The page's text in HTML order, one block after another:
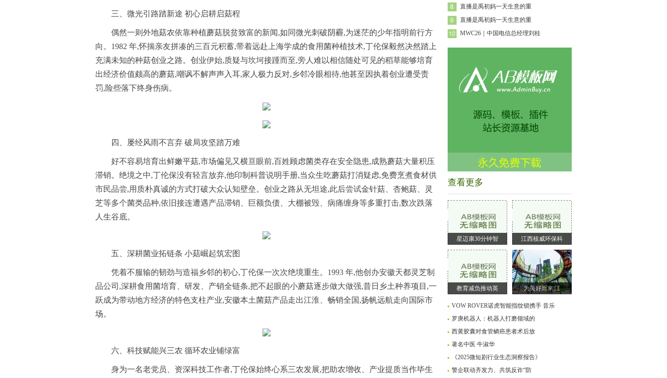
三、微光引路踏新途 初心启耕启菇程
偶然一则外地菇农依靠种植蘑菇脱贫致富的新闻,如同微光刺破阴霾,为迷茫的少年指明前行方
向。1982 年,怀揣亲友拼凑的三百元积蓄,带着远赴上海学成的食用菌种植技术,丁伦保毅然决然踏上
充满未知的种菇创业之路。创业伊始,质疑与坎坷接踵而至,旁人难以相信随处可见的稻草能够培育
出经济价值颇高的蘑菇,嘲讽不解声声入耳,家人极力反对,乡邻冷眼相待,他甚至因执着创业遭受责
罚,险些落下终身伤病。
四、屡经风雨不言弃 破局攻坚踏万难
好不容易培育出鲜嫩平菇,市场偏见又横亘眼前,百姓顾虑菌类存在安全隐患,成熟蘑菇大量积压
滞销。绝境之中,丁伦保没有轻言放弃,他印制科普说明手册,当众生吃蘑菇打消疑虑,免费烹煮食材供
市民品尝,用质朴真诚的方式打破大众认知壁垒。创业之路从无坦途,此后尝试金针菇、杏鲍菇、灵
芝等多个菌类品种,依旧接连遭遇产品滞销、巨额负债、大棚被毁、病痛缠身等多重打击,数次跌落
人生谷底。
五、深耕菌业拓链条 小菇崛起筑宏图
凭着不服输的韧劲与造福乡邻的初心,丁伦保一次次绝境重生。1993 年,他创办安徽天都灵芝制
品公司,深耕食用菌培育、研发、产销全链条,把不起眼的小蘑菇逐步做大做强,昔日乡土种养项目,一
跃成为带动地方经济的特色支柱产业,安徽本土菌菇产品走出江淮、畅销全国,扬帆远航走向国际市
场。
六、科技赋能兴三农 循环农业铺绿富
身为一名老党员、资深科技工作者,丁伦保始终心系三农发展,把助农增收、产业提质当作毕生
直播是禹初妈一天生意的重
直播是禹初妈一天生意的重
MWC26｜中国电信总经理刘桂
查看更多
星迈康30分钟智 江西核威环保科
教育减负推动英 为美好而来|江
VOW ROVER诺虎智能指纹锁携手 音乐
罗庚机器人：机器人打磨领域的
西黄胶囊对食管鳞癌患者术后放
著名中医 牛淑华
《2025微短剧行业生态洞察报告》
警企联动齐发力、共筑反诈“防